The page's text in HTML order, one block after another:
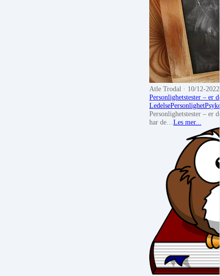
Atle Trodal · 10/12-2022
Personlighetstester – er
LedelsePersonlighet
Personlighetstester – er
har de… Les mer...